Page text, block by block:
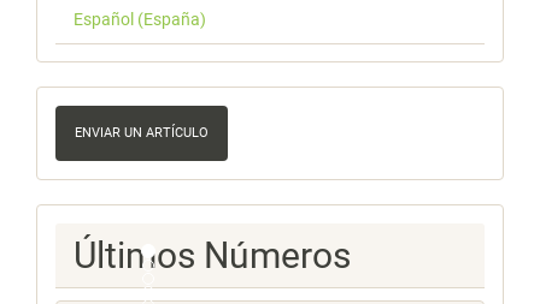
Español (España)
Enviar
un
artículo
ENVIAR UN ARTÍCULO
Ultimos
Numeros
Últimos Números